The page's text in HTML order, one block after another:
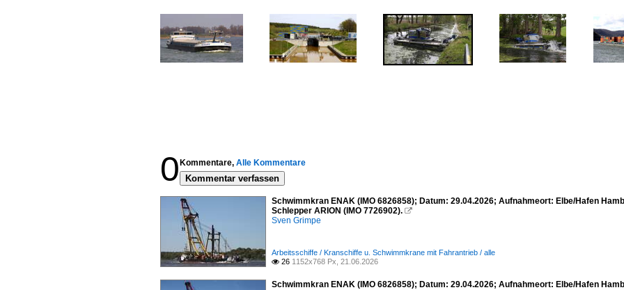
0 Kommentare, Alle Kommentare
Kommentar verfassen
Schwimmkran ENAK (IMO 6826858); Datum: 29.04.2026; Aufnahmeort: Elbe/Hafen
Schlepper ARION (IMO 7726902). 
Sven Grimpe
Arbeitsschiffe / Kranschiffe u. Schwimmkrane mit Fahrantrieb / alle
 26 1152x768 Px, 21.06.2026
Schwimmkran ENAK (IMO 6826858); Datum: 29.04.2026; Aufnahmeort: Elbe/Hafen